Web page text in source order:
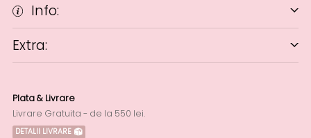
Info:
Extra:
Plata & Livrare
Livrare Gratuita - de la 550 lei.
DETALII LIVRARE